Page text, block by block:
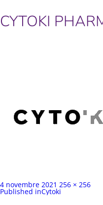
CYTOKI
Publié
sur
4 novembre 2021 Taille
complète
256 × 256
Navigation
Published inCytoki